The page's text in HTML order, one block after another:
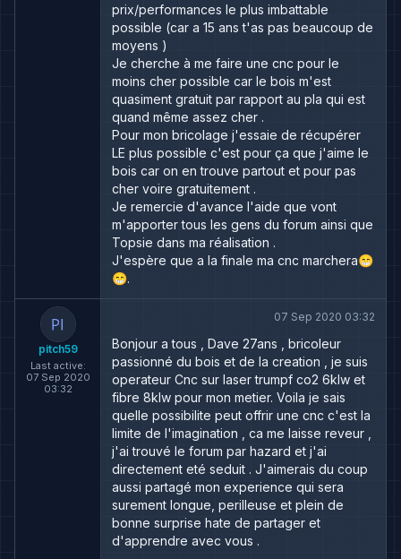
prix/performances le plus imbattable
possible (car a 15 ans t'as pas beaucoup de
moyens )
Je cherche à me faire une cnc pour le
moins cher possible car le bois m'est
quasiment gratuit par rapport au pla qui est
quand même assez cher .
Pour mon bricolage j'essaie de récupérer
LE plus possible c'est pour ça que j'aime le
bois car on en trouve partout et pour pas
cher voire gratuitement .
Je remercie d'avance l'aide que vont
m'apporter tous les gens du forum ainsi que
Topsie dans ma réalisation .
J'espère que a la finale ma cnc marchera😁
😁.
pitch59
Last active:
07 Sep 2020
03:32
07 Sep 2020 03:32
Bonjour a tous , Dave 27ans , bricoleur
passionné du bois et de la creation , je suis
operateur Cnc sur laser trumpf co2 6klw et
fibre 8klw pour mon metier. Voila je sais
quelle possibilite peut offrir une cnc c'est la
limite de l'imagination , ca me laisse reveur ,
j'ai trouvé le forum par hazard et j'ai
directement eté seduit . J'aimerais du coup
aussi partagé mon experience qui sera
surement longue, perilleuse et plein de
bonne surprise hate de partager et
d'apprendre avec vous .